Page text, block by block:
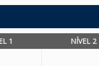
1 NÍVEL 2